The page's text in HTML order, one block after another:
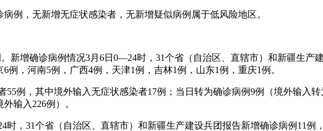
例，无新增无症状感染者，无新增疑似病例属于低风险地区。
新增确诊病例情况3月6日0—24时，31个省（自治区、直辖市）和新疆生产
，河南5例，广西4例，天津1例，吉林1例，山东1例，重庆1例。
例，其中境外输入无症状感染者17例；当日转为确诊病例9例（境外输入
输入226例）。
，31个省（自治区、直辖市）和新疆生产建设兵团报告新增确诊病例11例